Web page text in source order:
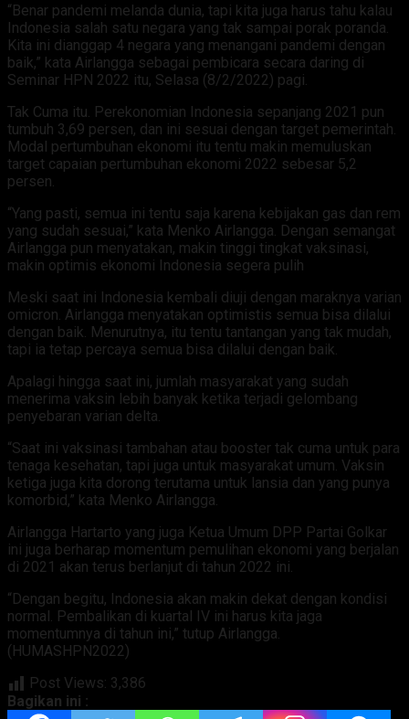
“Benar pandemi melanda dunia, tapi kita juga harus tahu kalau
Indonesia salah satu negara yang tak sampai porak poranda.
Kita ini dianggap 4 negara yang menangani pandemi dengan
baik,” kata Airlangga sebagai pembicara secara daring di
Seminar HPN 2022 itu, Selasa (8/2/2022) pagi.
Tak Cuma itu. Perekonomian Indonesia sepanjang 2021 pun
tumbuh 3,69 persen, dan ini sesuai dengan target pemerintah.
Modal pertumbuhan ekonomi itu tentu makin memuluskan
target capaian pertumbuhan ekonomi 2022 sebesar 5,2
persen.
“Yang pasti, semua ini tentu saja karena kebijakan gas dan rem
yang sudah sesuai,” kata Menko Airlangga. Dengan semangat
Airlangga pun menyatakan, makin tinggi tingkat vaksinasi,
makin optimis ekonomi Indonesia segera pulih
Meski saat ini Indonesia kembali diuji dengan maraknya varian
omicron. Airlangga menyatakan optimistis semua bisa dilalui
dengan baik. Menurutnya, itu tentu tantangan yang tak mudah,
tapi ia tetap percaya semua bisa dilalui dengan baik.
Apalagi hingga saat ini, jumlah masyarakat yang sudah
menerima vaksin lebih banyak ketika terjadi gelombang
penyebaran varian delta.
“Saat ini vaksinasi tambahan atau booster tak cuma untuk para
tenaga kesehatan, tapi juga untuk masyarakat umum. Vaksin
ketiga juga kita dorong terutama untuk lansia dan yang punya
komorbid,” kata Menko Airlangga.
Airlangga Hartarto yang juga Ketua Umum DPP Partai Golkar
ini juga berharap momentum pemulihan ekonomi yang berjalan
di 2021 akan terus berlanjut di tahun 2022 ini.
“Dengan begitu, Indonesia akan makin dekat dengan kondisi
normal. Pembalikan di kuartal IV ini harus kita jaga
momentumnya di tahun ini,” tutup Airlangga.
(HUMASHPN2022)
Post Views: 3,386
Bagikan ini :